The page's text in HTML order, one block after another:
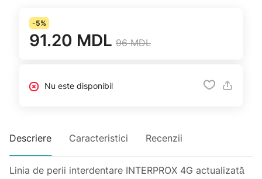
-5%
91.20 MDL 96 MDL
Nu este disponibil
Descriere Caracteristici Recenzii
Linia de perii interdentare INTERPROX 4G actualizată